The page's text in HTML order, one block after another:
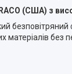
(США) з
матеріалів без